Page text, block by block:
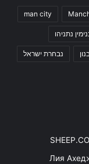
man city
נתניהו
נבחרת ישראל
Лия